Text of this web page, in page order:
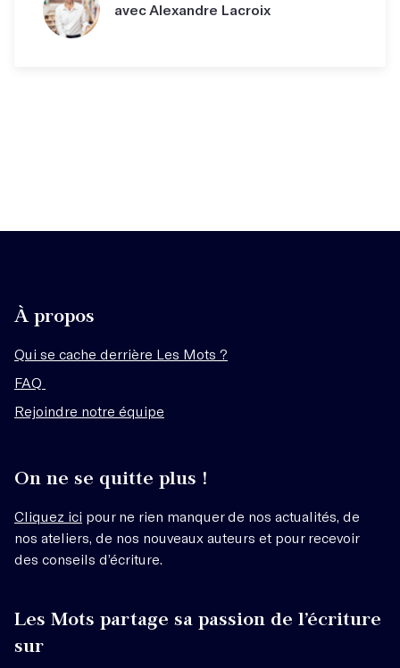
avec Alexandre Lacroix
À propos
Qui se cache derrière Les Mots ?
FAQ
Rejoindre notre équipe
On ne se quitte plus !
Cliquez ici pour ne rien manquer de nos actualités, de
nos ateliers, de nos nouveaux auteurs et pour recevoir
des conseils d’écriture.
Les Mots partage sa passion de l’écriture
sur